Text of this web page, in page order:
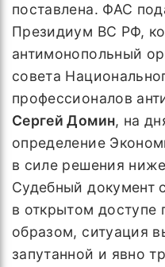
поставлена. ФАС
Президиум ВС РФ,
антимонопольный
совета
профессионалов
Сергей Домин, на
определение
в силе решения
Судебный документ
в открытом доступе
образом, ситуация
запутанной и явно